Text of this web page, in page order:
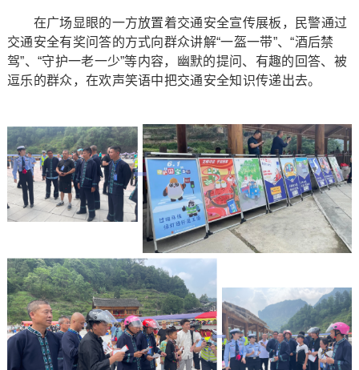
在广场显眼的一方放置着交通安全宣传展板，民警通过
交通安全有奖问答的方式向群众讲解“一盔一带”、“酒后禁
驾”、“守护一老一少”等内容，幽默的提问、有趣的回答、被
逗乐的群众，在欢声笑语中把交通安全知识传递出去。